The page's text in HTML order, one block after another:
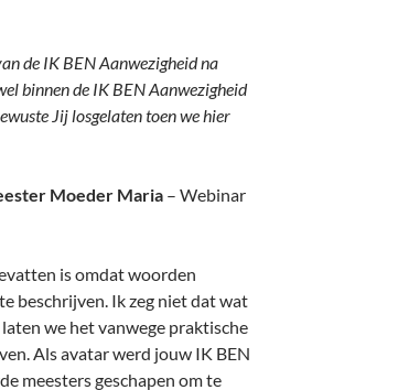
de IK BEN Aanwezigheid na
binnen de IK BEN Aanwezigheid
Jij losgelaten toen we hier
Moeder Maria – Webinar
is omdat woorden
beschrijven. Ik zeg niet dat wat
we het vanwege praktische
Als avatar werd jouw IK BEN
meesters geschapen om te